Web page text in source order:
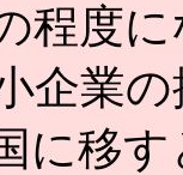
程度
企業
に移